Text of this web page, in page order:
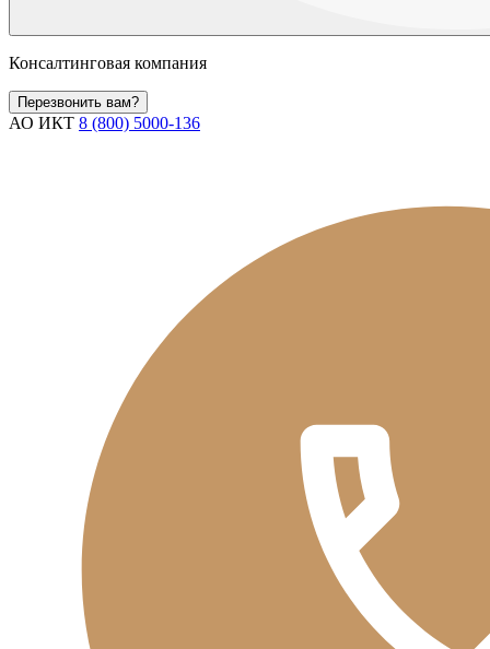
Консалтинговая компания
Перезвонить вам?
АО ИКТ 8 (800) 5000-136